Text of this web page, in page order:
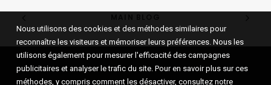
Nous utilisons des cookies et des méthodes similaires pour
reconnaître les visiteurs et mémoriser leurs préférences. Nous les
utilisons également pour mesurer l'efficacité des campagnes
publicitaires et analyser le trafic du site. Pour en savoir plus sur ces
méthodes, y compris comment les désactiver, consultez notre